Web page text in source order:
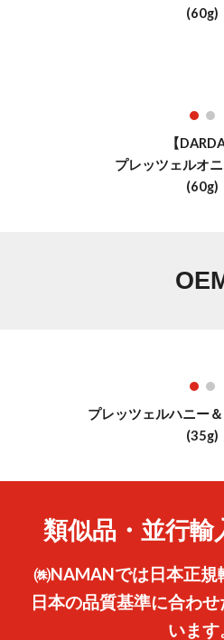
(60g)
【DARDA
プレッツェルオ
(60g)
プレッツェルハニー
(35g)
類似品・並行輸
㈱NAMANでは日本正規
日本の品質基準に合わ
います